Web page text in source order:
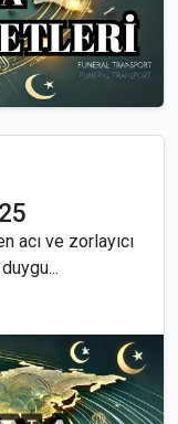
acı ve zorlayıcı